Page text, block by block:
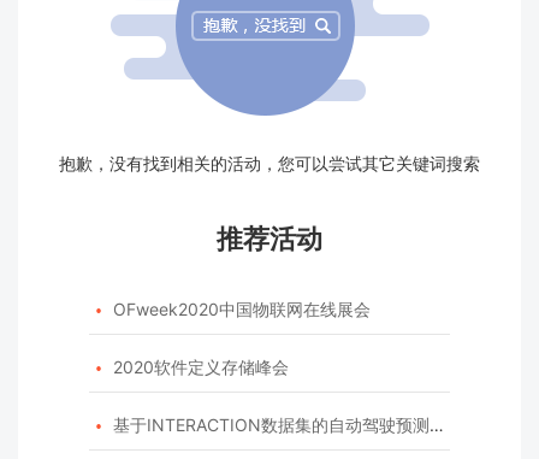
抱歉，没有找到相关的活动，您可以尝试其它关键词搜索
推荐活动
 OFweek2020中国物联网在线展会
 2020软件定义存储峰会
 基于INTERACTION数据集的自动驾驶预测模型挑战赛